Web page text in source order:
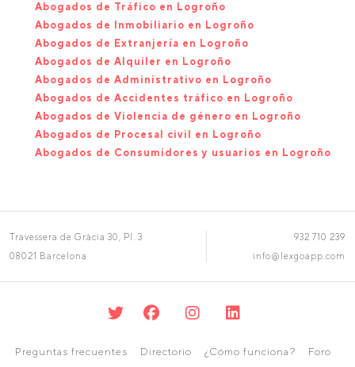
Abogados de Tráfico en Logroño
Abogados de Inmobiliario en Logroño
Abogados de Extranjería en Logroño
Abogados de Alquiler en Logroño
Abogados de Administrativo en Logroño
Abogados de Accidentes tráfico en Logroño
Abogados de Violencia de género en Logroño
Abogados de Procesal civil en Logroño
Abogados de Consumidores y usuarios en Logroño
Travessera de Gràcia 30, Pl. 3
08021 Barcelona
932 710 239
info@lexgoapp.com
Preguntas frecuentes Directorio ¿Cómo funciona? Foro